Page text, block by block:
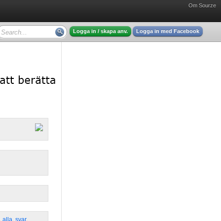
Om Sourze
Logga in / skapa anv. Logga in med Facebook
, alla, svar,